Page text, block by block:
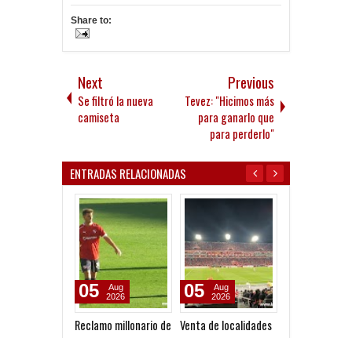
Share to:
Next
Se filtró la nueva
camiseta
Previous
Tevez: "Hicimos más
para ganarlo que
para perderlo"
ENTRADAS RELACIONADAS
Reclamo millonario de
05
Aug
2026
Venta de localidades
05
Aug
2026